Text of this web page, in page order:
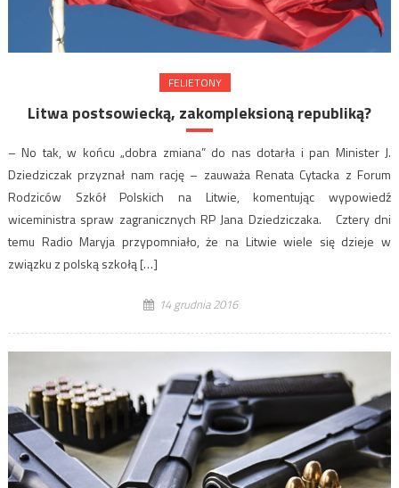
FELIETONY
Litwa postsowiecką, zakompleksioną republiką?
– No tak, w końcu „dobra zmiana” do nas dotarła i pan Minister J.
Dziedziczak przyznał nam rację – zauważa Renata Cytacka z Forum
Rodziców Szkół Polskich na Litwie, komentując wypowiedź
wiceministra spraw zagranicznych RP Jana Dziedziczaka. Cztery dni
temu Radio Maryja przypomniało, że na Litwie wiele się dzieje w
związku z polską szkołą […]
14 grudnia 2016